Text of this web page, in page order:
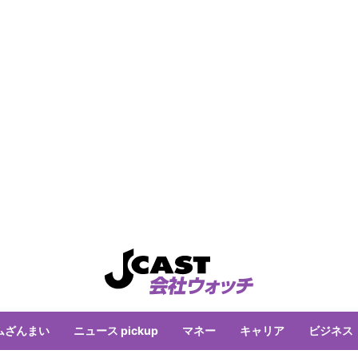
ざんまい ニュース pickup マネー キャリア ビジネス